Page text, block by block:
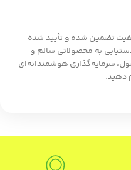
تضمین شده و تأیید شده
به محصولاتی سالم و
سرمایه‌گذاری هوشمندانه‌ای
دهید.